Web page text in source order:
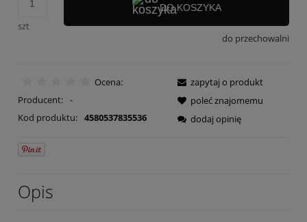
szt
DO KOSZYKA
do przechowalni
Ocena:
Producent: -
Kod produktu: 4580537835536
zapytaj o produkt
poleć znajomemu
dodaj opinię
Opis